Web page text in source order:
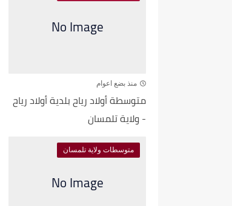
منذ بضع اعوام
متوسطة أولاد رياح بلدية أولاد رياح
- ولاية تلمسان
متوسطات ولاية تلمسان